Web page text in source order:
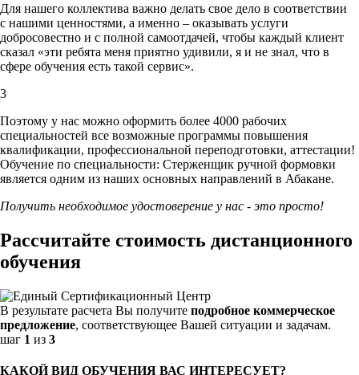
Для нашего коллектива важно делать свое дело в соответствии
с нашими ценностями, а именно – оказывать услуги
добросовестно и с полной самоотдачей, чтобы каждый клиент
сказал «эти ребята меня приятно удивили, я и не знал, что в
сфере обучения есть такой сервис».
3
Поэтому у нас можно оформить более 4000 рабочих
специальностей все возможные программы повышения
квалификации, профессиональной переподготовки, аттестации!
Обучение по специальности: Стерженщик ручной формовки
является одним из наших основных направлений в Абакане.
Получить необходимое удостоверение у нас - это просто!
Рассчитайте стоимость дистанционного
обучения
В результате расчета Вы получите подробное коммерческое
предложение, соответствующее Вашей ситуации и задачам.
шаг 1 из 3
КАКОЙ ВИД ОБУЧЕНИЯ ВАС ИНТЕРЕСУЕТ?